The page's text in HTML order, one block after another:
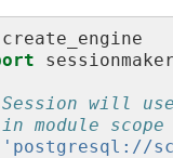
create_engine
will
module scope
'postgresql://